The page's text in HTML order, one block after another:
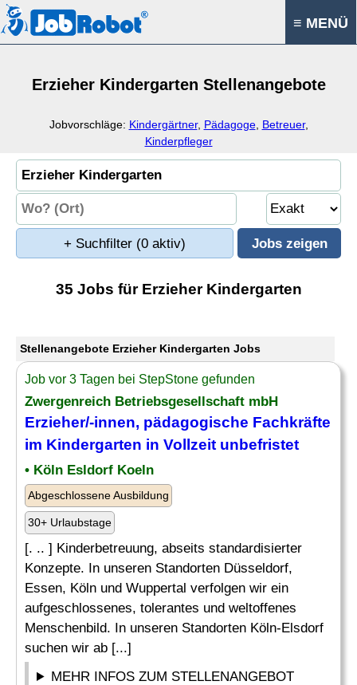
≡ MENÜ
Erzieher Kindergarten Stellenangebote
Jobvorschläge: Kindergärtner, Pädagoge, Betreuer,
Kinderpfleger
+ Suchfilter (0 aktiv)
35 Jobs für Erzieher Kindergarten
Stellenangebote Erzieher Kindergarten Jobs
Job vor 3 Tagen bei StepStone gefunden
Zwergenreich Betriebsgesellschaft mbH
Erzieher/-innen, pädagogische Fachkräfte
im Kindergarten in Vollzeit unbefristet
• Köln Esldorf Koeln
Abgeschlossene Ausbildung
30+ Urlaubstage
[. .. ] Kinderbetreuung, abseits standardisierter
Konzepte. In unseren Standorten Düsseldorf,
Essen, Köln und Wuppertal verfolgen wir ein
aufgeschlossenes, tolerantes und weltoffenes
Menschenbild. In unseren Standorten Köln-Elsdorf
suchen wir ab [...]
MEHR INFOS ZUM STELLENANGEBOT